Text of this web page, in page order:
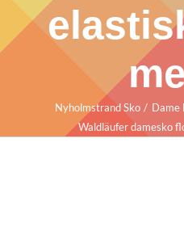
Nyholmstrand Sko Dame
Waldläufer damesko